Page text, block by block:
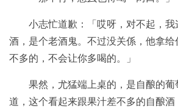
小志忙道歉：「哎呀，对不起，我
酒，是个老酒鬼。不过没关係，他拿
不多的，不会让你多喝的。」
果然，尤猛端上桌的，是自酿的葡
道，这个看起来跟果汁差不多的自酿